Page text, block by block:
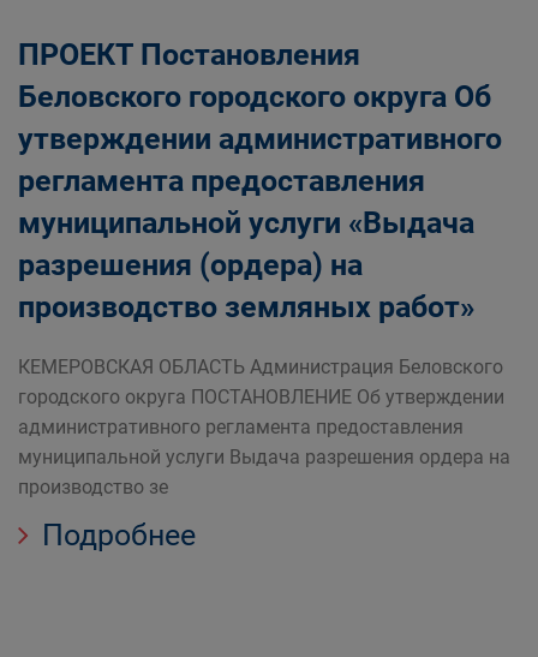
ПРОЕКТ Постановления
Беловского городского округа Об
утверждении административного
регламента предоставления
муниципальной услуги «Выдача
разрешения (ордера) на
производство земляных работ»
КЕМЕРОВСКАЯ ОБЛАСТЬ Администрация Беловского
городского округа ПОСТАНОВЛЕНИЕ Об утверждении
административного регламента предоставления
муниципальной услуги Выдача разрешения ордера на
производство зе
Подробнее